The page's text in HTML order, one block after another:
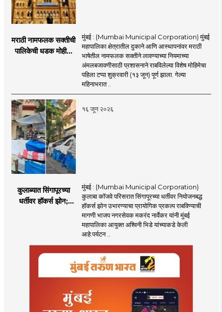
मराठी नामफलक सक्तीची
पालिकेची धडक मोहीम;
मुंबई : (Mumbai Municipal Corporation) मुंबई
महापालिका क्षेत्रातील दुकाने आणि आस्थापनांवर मराठी
भाषेतील नामफलक सक्तीने लावण्याच्या नियमाच्या
अंमलबजावणीसाठी प्रशासनाने राबविलेल्या विशेष मोहिमेचा
पहिला टप्पा शुक्रवारी (१३ जून) पूर्ण झाला. गेल्या
महिनाभरात ..
१६ जून २०२६
कुलाब्यात सिंगापूरच्या
धर्तीवर हॉकर्स झोन;
आयुक्तांना पत्र
मुंबई : (Mumbai Municipal Corporation)
कुलाबा कॉजवे परिसरात सिंगापूरच्या धर्तीवर नियोजनबद्ध
हॉकर्स झोन उभारण्याचा प्रायोगिक प्रकल्प राबविण्याची
मागणी भाजप नगरसेवक मकरंद नार्वेकर यांनी मुंबई
महापालिका आयुक्त अश्विनी भिडे यांच्याकडे केली
आहे.पर्यटन ..